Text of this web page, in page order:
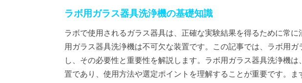
ラボ用ガラス器具洗浄機の基礎知識
ラボで使用されるガラス器具は、正確な実験結果を得るために常
用ガラス器具洗浄機は不可欠な装置です。この記事では、ラボ用
し、その必要性と重要性を解説します。ラボ用ガラス器具洗浄機
置であり、使用方法や選定ポイントを理解することが重要です。